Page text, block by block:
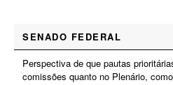
SENADO FEDERAL
Perspectiva de que pautas
comissões quanto no Plenário,